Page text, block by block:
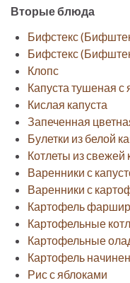
Вторые блюда
Бифстекс
Бифстекс
Клопс
Капуста тушеная с
Кислая капуста
Запеченная
Булетки из белой
Котлеты из свежей
Варенники с
Варенники с
Картофель
Картофельные
Картофельные
Картофель
Рис с яблоками